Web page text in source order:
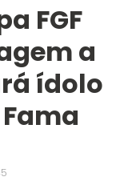
FGF
a
ídolo